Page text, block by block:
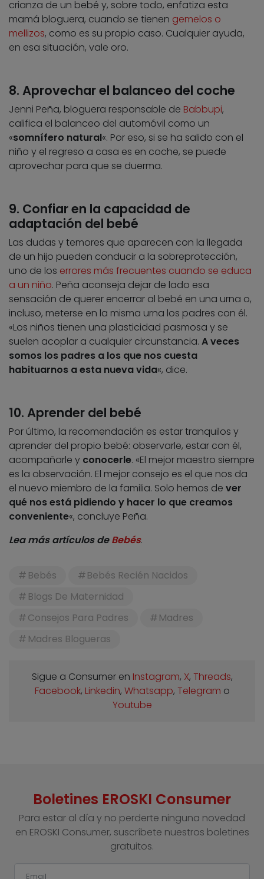
crianza de un bebé y, sobre todo, enfatiza esta
mamá bloguera, cuando se tienen gemelos o
mellizos, como es su propio caso. Cualquier ayuda,
en esa situación, vale oro.
8. Aprovechar el balanceo del coche
Jenni Peña, bloguera responsable de Babbupi,
califica el balanceo del automóvil como un
«somnífero natural«. Por eso, si se ha salido con el
niño y el regreso a casa es en coche, se puede
aprovechar para que se duerma.
9. Confiar en la capacidad de
adaptación del bebé
Las dudas y temores que aparecen con la llegada
de un hijo pueden conducir a la sobreprotección,
uno de los errores más frecuentes cuando se educa
a un niño. Peña aconseja dejar de lado esa
sensación de querer encerrar al bebé en una urna o,
incluso, meterse en la misma urna los padres con él.
«Los niños tienen una plasticidad pasmosa y se
suelen acoplar a cualquier circunstancia. A veces
somos los padres a los que nos cuesta
habituarnos a esta nueva vida«, dice.
10. Aprender del bebé
Por último, la recomendación es estar tranquilos y
aprender del propio bebé: observarle, estar con él,
acompañarle y conocerle. «El mejor maestro siempre
es la observación. El mejor consejo es el que nos da
el nuevo miembro de la familia. Solo hemos de ver
qué nos está pidiendo y hacer lo que creamos
conveniente«, concluye Peña.
Lea más artículos deBebés.
Bebés
Bebés Recién Nacidos
Blogs De Maternidad
Consejos Para Padres
Madres
Madres Blogueras
Sigue a Consumer en Instagram, X, Threads,
Facebook, Linkedin, Whatsapp, Telegram o
Youtube
Boletines EROSKI Consumer
Para estar al día y no perderte ninguna novedad
en EROSKI Consumer, suscríbete nuestros boletines
gratuitos.